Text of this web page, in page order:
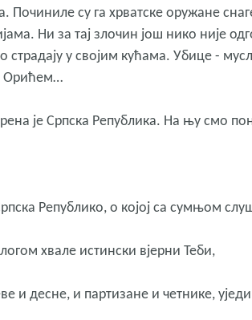
Починиле су га хрватске оружане
Ни за тај злочин још нико није
страдају у својим кућама. Убице -
Орићем…
је Српска Република. На њу смо
Републико, о којој са сумњом
хвале истински вјерни Теби,
и десне, и партизане и четнике,